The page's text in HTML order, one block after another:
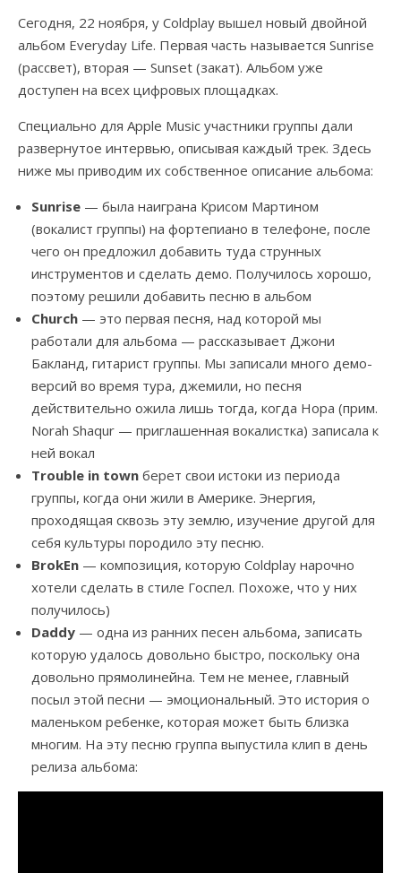
Сегодня, 22 ноября, у Coldplay вышел новый двойной
альбом Everyday Life. Первая часть называется Sunrise
(рассвет), вторая — Sunset (закат). Альбом уже
доступен на всех цифровых площадках.
Специально для Apple Music участники группы дали
развернутое интервью, описывая каждый трек. Здесь
ниже мы приводим их собственное описание альбома:
Sunrise — была наиграна Крисом Мартином
(вокалист группы) на фортепиано в телефоне, после
чего он предложил добавить туда струнных
инструментов и сделать демо. Получилось хорошо,
поэтому решили добавить песню в альбом
Church — это первая песня, над которой мы
работали для альбома — рассказывает Джони
Бакланд, гитарист группы. Мы записали много демо-
версий во время тура, джемили, но песня
действительно ожила лишь тогда, когда Нора (прим.
Norah Shaqur — приглашенная вокалистка) записала к
ней вокал
Trouble in town берет свои истоки из периода
группы, когда они жили в Америке. Энергия,
проходящая сквозь эту землю, изучение другой для
себя культуры породило эту песню.
BrokEn — композиция, которую Coldplay нарочно
хотели сделать в стиле Госпел. Похоже, что у них
получилось)
Daddy — одна из ранних песен альбома, записать
которую удалось довольно быстро, поскольку она
довольно прямолинейна. Тем не менее, главный
посыл этой песни — эмоциональный. Это история о
маленьком ребенке, которая может быть близка
многим. На эту песню группа выпустила клип в день
релиза альбома: